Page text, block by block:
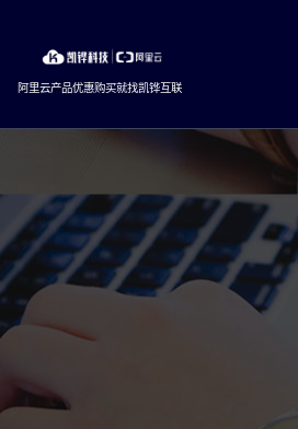
content
阿里云产品优惠购买就找凯铧互联